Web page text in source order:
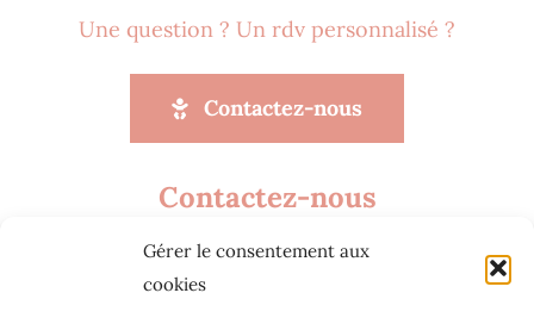
Gérer le consentement aux
cookies
Une question ? Un rdv personnalisé ?
Contactez-nous
Contactez-nous
Agence web Jeff Concept
268 Rue Audéoud 83000 Toulon